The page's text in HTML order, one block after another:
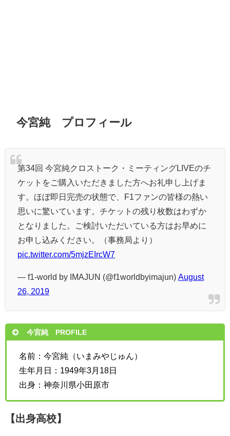
今宮純 プロフィール
第34回 今宮純クロストーク・ミーティングLIVEのチ
ケットをご購入いただきました方へお礼申し上げま
す。ほぼ即日完売の状態で、F1ファンの皆様の熱い
思いに驚いています。チケットの残り枚数はわずか
となりました。ご検討いただいている方はお早めに
お申し込みください。（事務局より）
pic.twitter.com/5mjzEIrcW7
— f1-world by IMAJUN (@f1worldbyimajun) August
26, 2019
今宮純 PROFILE
名前：今宮純（いまみやじゅん）
生年月日：1949年3月18日
出身：神奈川県小田原市
【出身高校】